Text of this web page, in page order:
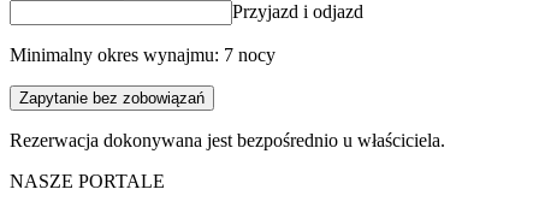
Przyjazd i odjazd
Minimalny okres wynajmu: 7 nocy
Zapytanie bez zobowiązań
Rezerwacja dokonywana jest bezpośrednio u właściciela.
NASZE PORTALE